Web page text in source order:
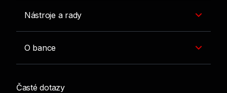
Nástroje a rady
O bance
Časté dotazy